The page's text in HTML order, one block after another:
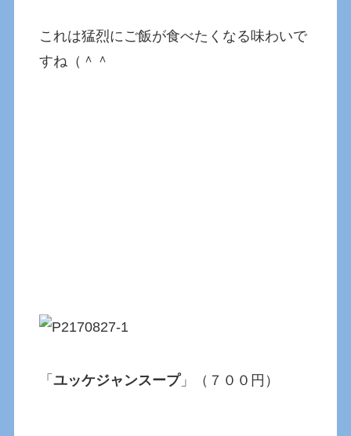
これは猛烈にご飯が食べたくなる味わいで
すね（＾＾
「ユッケジャンスープ」（７００円）